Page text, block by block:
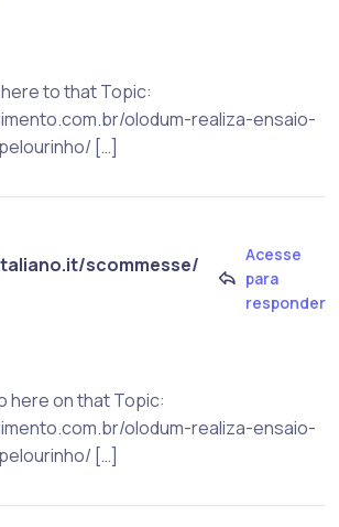
to that Topic:
olodum-realiza-ensaio-
[…]
scommesse/
Acesse
para
responder
here on that Topic:
olodum-realiza-ensaio-
[…]